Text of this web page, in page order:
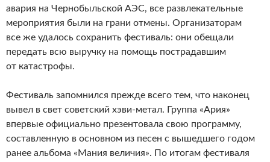
авария на Чернобыльской АЭС, все развлекательные
мероприятия были на грани отмены. Организаторам
все же удалось сохранить фестиваль: они обещали
передать всю выручку на помощь пострадавшим
от катастрофы.
Фестиваль запомнился прежде всего тем, что наконец
вывел в свет советский хэви-метал. Группа «Ария»
впервые официально презентовала свою программу,
составленную в основном из песен с вышедшего годом
ранее альбома «Мания величия». По итогам фестиваля